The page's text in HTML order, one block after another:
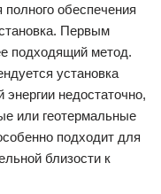
обеспечения
Первым
подходящий метод.
установка
недостаточно,
или геотермальные
подходит для
близости к